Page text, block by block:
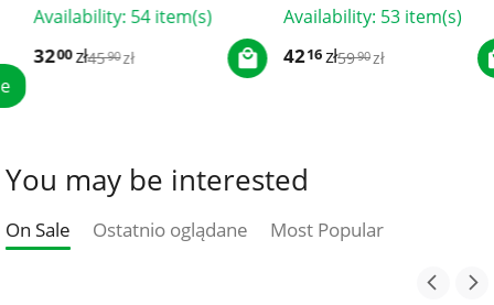
Availability:54 item(s)
00zł4590zł
Availability:53 item(s)
42 16zł5990zł
You may be interested
On Sale Ostatnio oglądane Most Popular